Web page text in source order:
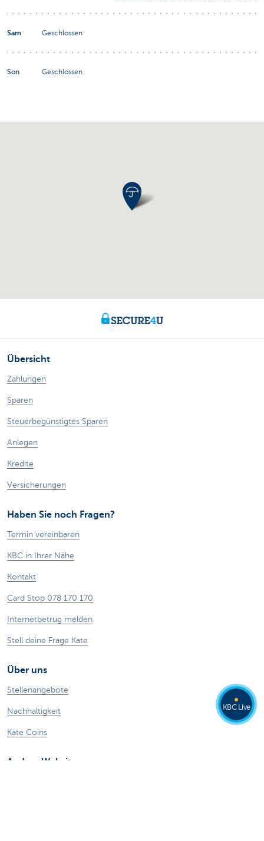
Sam Geschlossen
Son Geschlossen
Übersicht
Zahlungen
Sparen
Steuerbegünstigtes Sparen
Anlegen
Kredite
Versicherungen
Haben Sie noch Fragen?
Termin vereinbaren
KBC in Ihrer Nähe
Kontakt
Card Stop 078 170 170
Internetbetrug melden
Stell deine Frage Kate
Über uns
Stellenangebote
Nachhaltigkeit
Kate Coins
Andere Websites
KBC Live